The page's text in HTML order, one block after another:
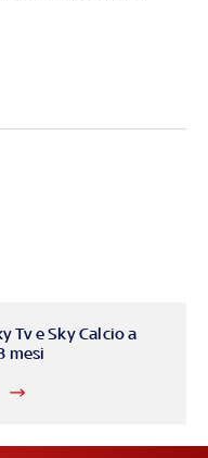
Tv e Sky Calcio a
mesi